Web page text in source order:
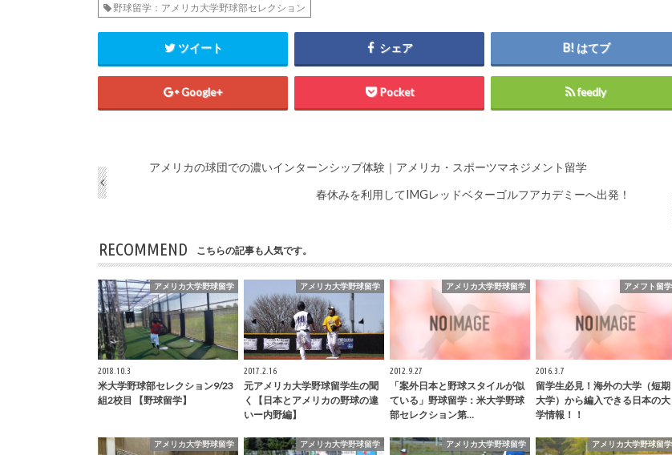
野球留学：アメリカ大学野球部セレクション
ツイート シェア はてブ
Google+ Pocket feedly
アメリカの球団での濃いインターンシップ体験｜アメリカ・スポーツマネジメント留学
春休みを利用してIMGレッドベターゴルフアカデミーへ出発！
RECOMMEND こちらの記事も人気です。
アメリカ大学野球留学
2018.10.3
米大学野球部セレクション9/23
組2校目 【野球留学】
アメリカ大学野球留学
2017.2.16
元アメリカ大学野球留学生の聞
く【日本とアメリカの野球の違
いー内野編】
アメリカ大学野球留学
2012.9.27
「案外日本と野球スタイルが似
ている」野球留学：米大学野球
部セレクション第…
アメフト留学
2016.3.7
留学生必見！海外の大学（短期
大学）から編入できる日本の大
学情報！！
アメリカ大学野球留学 アメリカ大学野球留学 アメリカ大学野球留学 アメリカ大学野球留学